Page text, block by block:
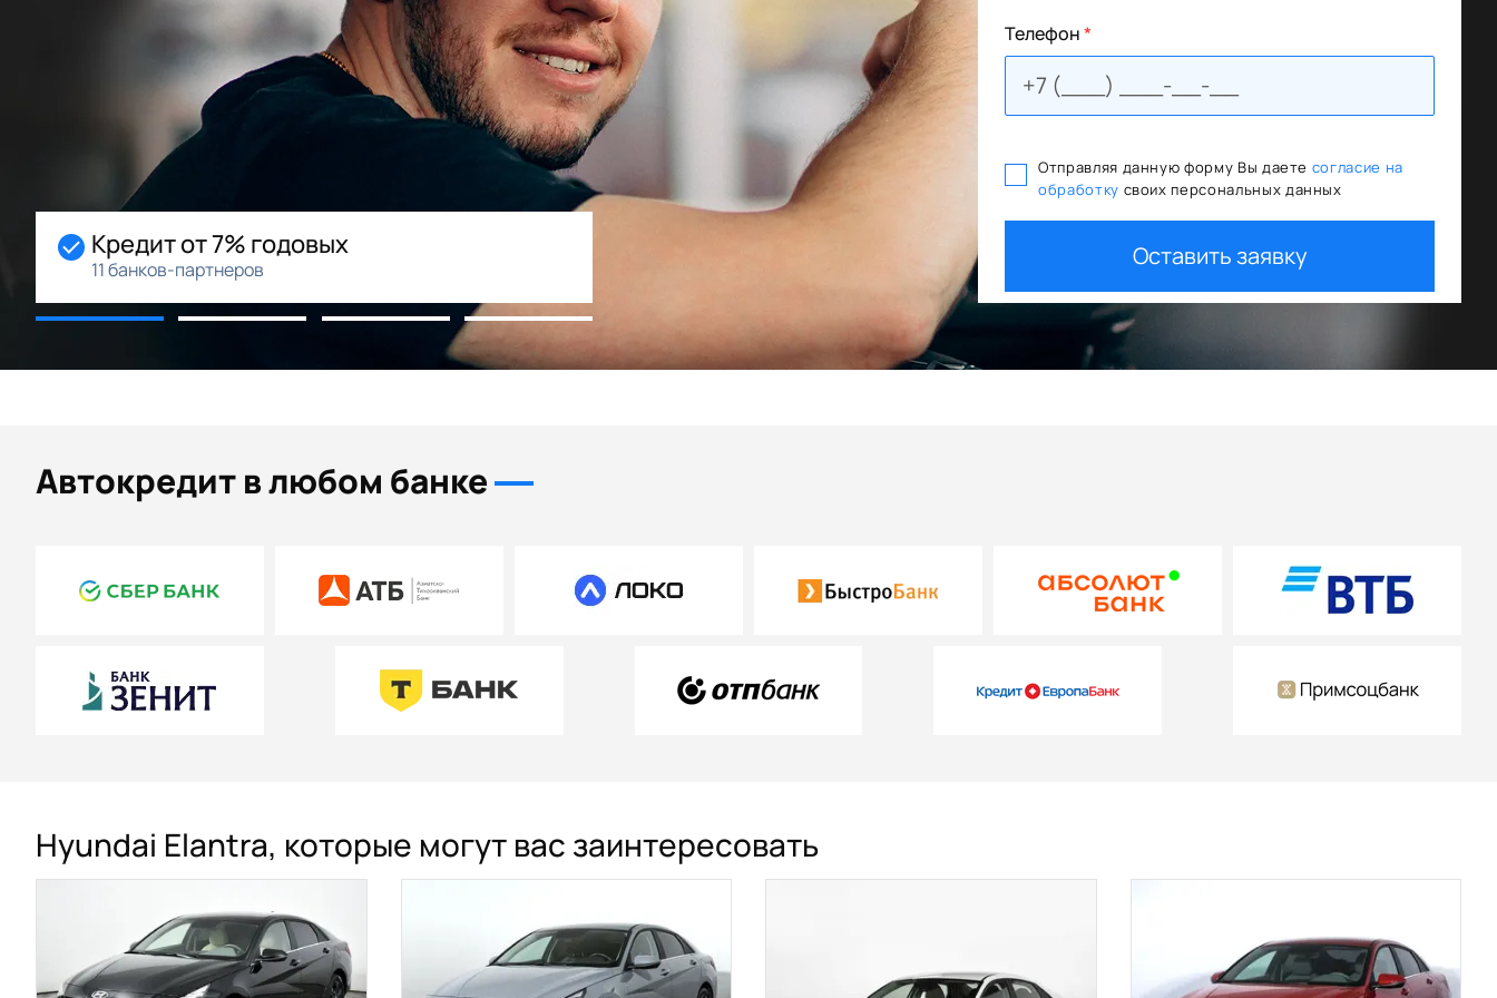
Начальный взнос 0%
Возможность рассрочки
Госпрограммы льготного кредитования Trade In как первый взнос
+ дополнительная скидка
Телефон*
Отправляя данную форму Вы даете согласие на
обработку своих персональных данных
Оставить заявку
Автокредит в любом банке
Hyundai Elantra, которые могут вас заинтересовать